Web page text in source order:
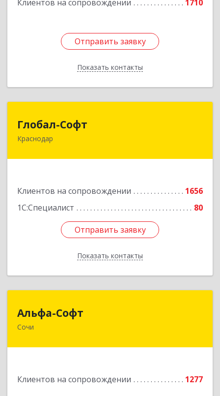
Клиентов на сопровождении 1710
Отправить заявку
Показать контакты
Отправить заявку
Назад
Глобал-Софт
Краснодар
Клиентов на сопровождении
1656
1С:Специалист
80
Отправить заявку
Показать контакты
350018, Краснодарский край, Краснодар г,
Отправить заявку
Назад
Альфа-Софт
Сочи
Клиентов на сопровождении 1277